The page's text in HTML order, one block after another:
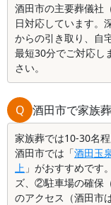
酒田市の主要葬儀社
日対応しています。
からの引き取り、自
最短30分でご対応し
さい。
Q 酒田市で家族
家族葬では10-30名
酒田市では「酒田玉
上 」がおすすめで
ズ、②駐車場の確保
のアクセス（酒田市